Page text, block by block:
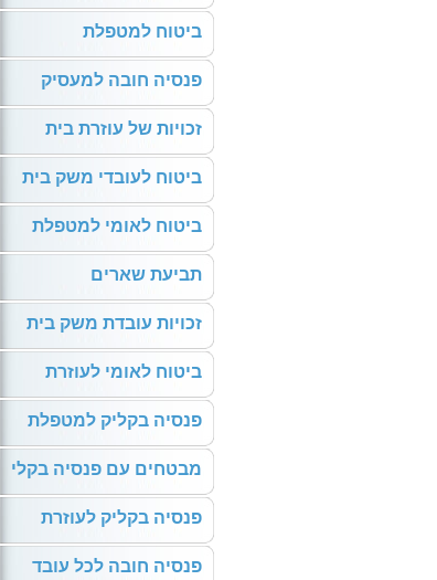
ביטוח למטפלת
פנסיה חובה למעסיק
זכויות של עוזרת בית
ביטוח לעובדי משק בית
ביטוח לאומי למטפלת
תביעת שארים
זכויות עובדת משק בית
ביטוח לאומי לעוזרת
פנסיה בקליק למטפלת
מבטחים עם פנסיה בקלי
פנסיה בקליק לעוזרת
פנסיה חובה לכל עובד